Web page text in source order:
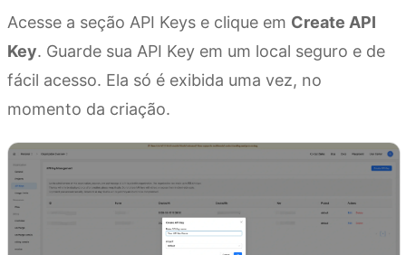
Acesse a seção API Keys e clique em Create API
Key. Guarde sua API Key em um local seguro e de
fácil acesso. Ela só é exibida uma vez, no
momento da criação.